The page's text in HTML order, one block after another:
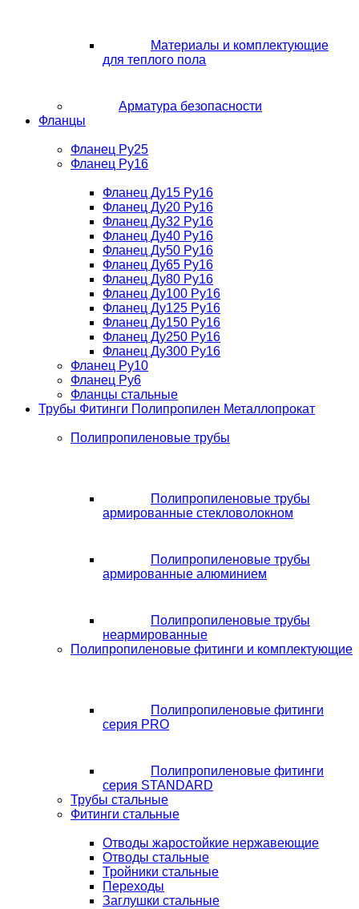
Материалы и комплектующие
для теплого пола
Арматура безопасности
Фланцы
Фланец Ру25
Фланец Ру16
Фланец Ду15 Ру16
Фланец Ду20 Ру16
Фланец Ду32 Ру16
Фланец Ду40 Ру16
Фланец Ду50 Ру16
Фланец Ду65 Ру16
Фланец Ду80 Ру16
Фланец Ду100 Ру16
Фланец Ду125 Ру16
Фланец Ду150 Ру16
Фланец Ду250 Ру16
Фланец Ду300 Ру16
Фланец Ру10
Фланец Ру6
Фланцы стальные
Трубы Фитинги Полипропилен Металлопрокат
Полипропиленовые трубы
Полипропиленовые трубы
армированные стекловолокном
Полипропиленовые трубы
армированные алюминием
Полипропиленовые трубы
неармированные
Полипропиленовые фитинги и комплектующие
Полипропиленовые фитинги
серия PRO
Полипропиленовые фитинги
серия STANDARD
Трубы стальные
Фитинги стальные
Отводы жаростойкие нержавеющие
Отводы стальные
Тройники стальные
Переходы
Заглушки стальные